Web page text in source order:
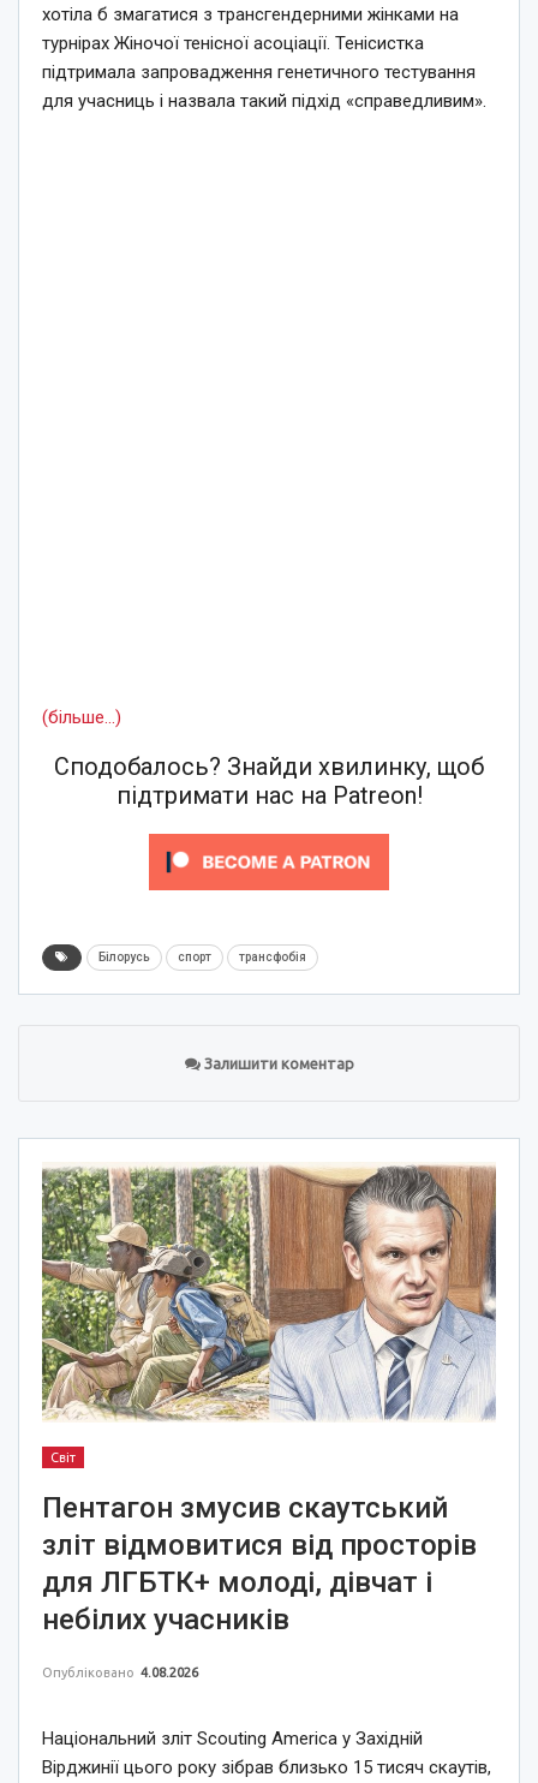
хотіла б змагатися з трансгендерними жінками на
турнірах Жіночої тенісної асоціації. Тенісистка
підтримала запровадження генетичного тестування
для учасниць і назвала такий підхід «справедливим».
(більше…)
Сподобалось? Знайди хвилинку, щоб
підтримати нас на Patreon!
Білорусь спорт трансфобія
Залишити коментар
Світ
Пентагон змусив скаутський
зліт відмовитися від просторів
для ЛГБТК+ молоді, дівчат і
небілих учасників
Опубліковано 4.08.2026
Національний зліт Scouting America у Західній
Вірджинії цього року зібрав близько 15 тисяч скаутів,